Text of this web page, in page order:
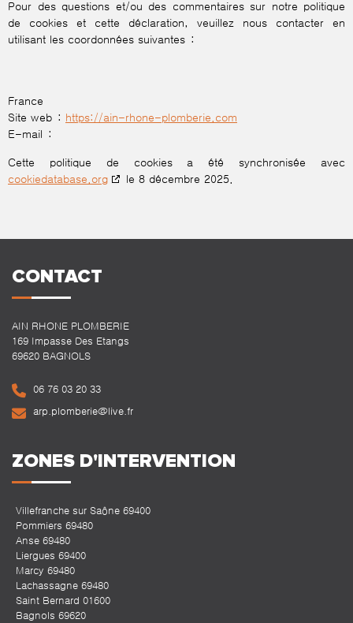
Pour des questions et/ou des commentaires sur notre politique
de cookies et cette déclaration, veuillez nous contacter en
utilisant les coordonnées suivantes :
France
Site web :
https://ain-rhone-plomberie.com
E-mail :
Cette politique de cookies a été synchronisée avec
cookiedatabase.org
le 8 décembre 2025.
CONTACT
AIN RHONE PLOMBERIE
169 Impasse Des Etangs
69620 BAGNOLS
06 76 03 20 33
arp.plomberie@live.fr
ZONES D'INTERVENTION
Villefranche sur Saône 69400
Pommiers 69480
Anse 69480
Liergues 69400
Marcy 69480
Lachassagne 69480
Saint Bernard 01600
Bagnols 69620